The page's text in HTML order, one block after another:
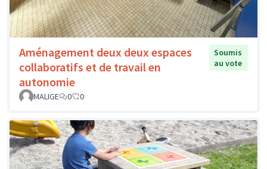
Aménagement deux deux espaces
collaboratifs et de travail en
autonomie
Soumis
au vote
MALIGE 0 0